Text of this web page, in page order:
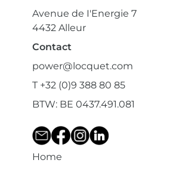
Avenue de I'Energie 7
4432 Alleur
Contact
power@locquet.com
T +32 (0)9 388 80 85
BTW: BE 0437.491.081
Home